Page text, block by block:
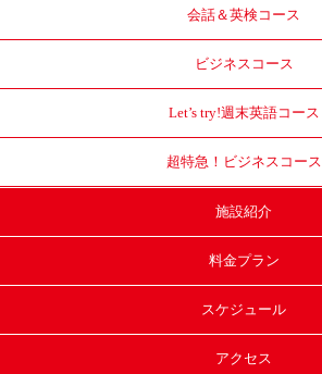
会話＆英検コース
ビジネスコース
Let’s try!週末英語コース
超特急！ ビジネスコース
施設紹介
料金プラン
スケジュール
アクセス